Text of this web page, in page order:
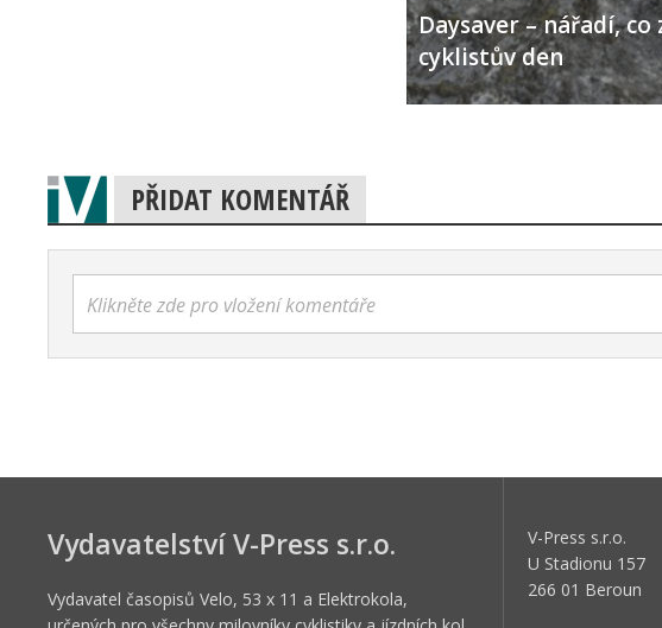
Daysaver – nářadí, co
cyklistův den
PŘIDAT KOMENTÁŘ
Klikněte zde pro vložení komentáře
Vydavatelství V-Press s.r.o.
Vydavatel časopisů Velo, 53 x 11 a Elektrokola,
V-Press s.r.o.
U Stadionu 157
266 01 Beroun